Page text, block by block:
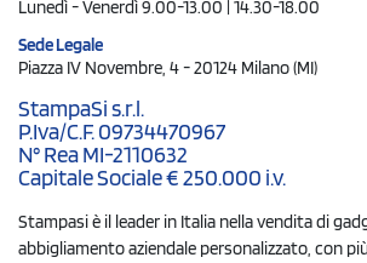
Lunedì - Venerdì 9.00-13.00 | 14.30-18.00
Sede Legale
Piazza IV Novembre, 4 - 20124 Milano (MI)
StampaSi s.r.l.
P.Iva/C.F. 09734470967
N° Rea MI-2110632
Capitale Sociale € 250.000 i.v.
Stampasi è il leader in Italia nella vendita di
abbigliamento aziendale personalizzato, con